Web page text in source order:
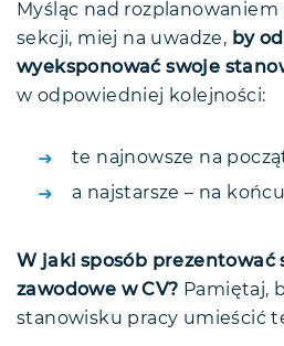
Myśląc nad
sekcji, miej na uwadze, by
wyeksponować swoje
w odpowiedniej kolejności:
te najnowsze na
a najstarsze – na
W jaki sposób prezentować
zawodowe w CV? Pamiętaj,
stanowisku pracy umieścić